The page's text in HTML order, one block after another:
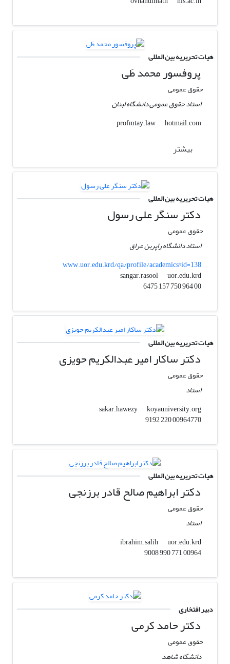
هیات تحریریه بین المللی
پروفسور محمد طَی
حقوق عمومی
استاد حقوق عمومی دانشگاه لبنان
profmtay.law
hotmail.com
بیشتر
هیات تحریریه بین المللی
دکتر سنگر علی رسول
حقوق عمومی
استاد دانشگاه راپربن عراق
www.uor.edu.krd/qa/profile/academics?id=138
sangar.rasool
uor.edu.krd
00 964 750 157 6475
هیات تحریریه بین المللی
دکتر ساکار امیر عبدالکریم حویزی
حقوق عمومی
استاد
sakar.hawezy
koyauniversity.org
00964770 220 9192
هیات تحریریه بین المللی
دکتر ابراهیم صالح قادر برزنجی
حقوق عمومی
استاد
ibrahim.salih
uor.edu.krd
00964 771 990 9008
دبیر افتخاری
دکتر حامد کرمی
حقوق عمومی
دانشگاه شاهد